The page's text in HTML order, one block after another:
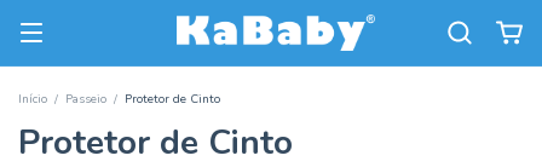
Início / Passeio / Protetor de Cinto
Protetor de Cinto